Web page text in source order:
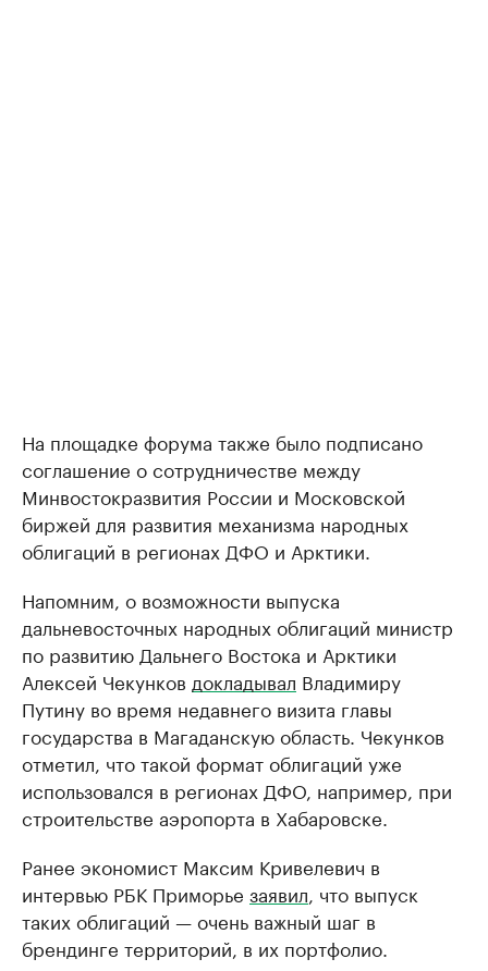
На площадке форума также было подписано
соглашение о сотрудничестве между
Минвостокразвития России и Московской
биржей для развития механизма народных
облигаций в регионах ДФО и Арктики.
Напомним, о возможности выпуска
дальневосточных народных облигаций министр
по развитию Дальнего Востока и Арктики
Алексей Чекунков докладывал Владимиру
Путину во время недавнего визита главы
государства в Магаданскую область. Чекунков
отметил, что такой формат облигаций уже
использовался в регионах ДФО, например, при
строительстве аэропорта в Хабаровске.
Ранее экономист Максим Кривелевич в
интервью РБК Приморье заявил , что выпуск
таких облигаций — очень важный шаг в
брендинге территорий, в их портфолио.